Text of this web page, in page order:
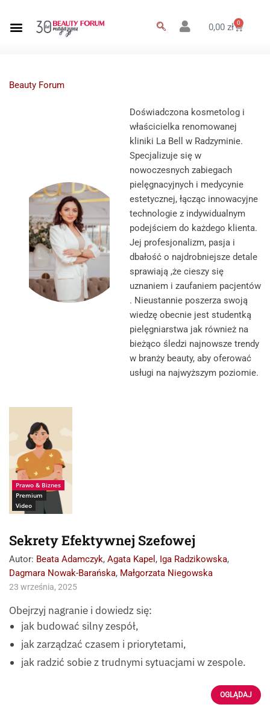
0,00zł 0
Beauty Forum
Doświadczona kosmetolog i
właścicielka renomowanej
kliniki La Bell w Radzyminie.
Specjalizuje się w
nowoczesnych zabiegach
pielęgnacyjnych i medycynie
estetycznej, łącząc innowacyjne
technologie z indywidualnym
podejściem do każdego klienta.
Jej profesjonalizm, pasja i
dbałość o najdrobniejsze detale
sprawiają ,że cieszy się
uznaniem i zaufaniem pacjentów
. Nieustannie poszerza swoją
wiedzę obecnie jest studentką
pielęgniarstwa jak również na
bieżąco śledzi najnowsze trendy
w branży beauty, aby oferować
usługi na najwyższym poziomie.
Istock_Rudzhan
Nagiev
Prawo & Biznes
Premium
Video
Sekrety Efektywnej Szefowej
Autor: Beata Adamczyk, Agata Kapel , Iga Radzikowska,
Dagmara Nowak-Barańska, Małgorzata Niegowska
23 września, 2025
Obejrzyj nagranie i dowiedz się:
jak budować silny zespół,
jak zarządzać czasem i priorytetami,
jak radzić sobie z trudnymi sytuacjami w zespole.
OGLĄDAJ